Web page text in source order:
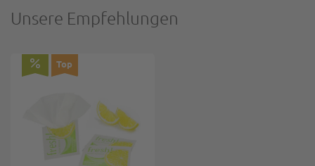
Unsere Empfehlungen
Top